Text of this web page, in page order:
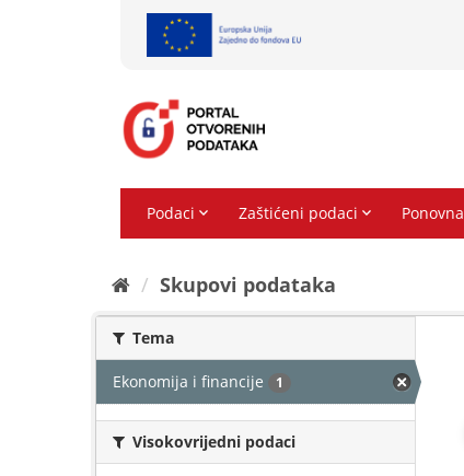
Skupovi podаtаkа
Tema
Ekonomija i financije 1
Visokovrijedni podaci